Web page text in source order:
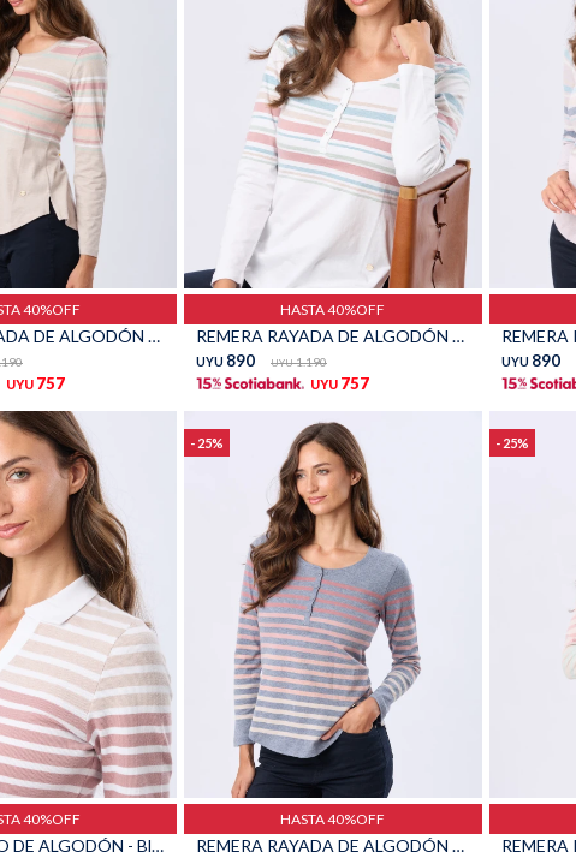
40%OFF
REMERA RAYADA DE ALGODÓN - Beige
UYU 757
HASTA 40%OFF
REMERA RAYADA DE ALGODÓN - Blanco
UYU 890 UYU 1.190
UYU 757
UYU 890
40%OFF
REMERA POLO DE ALGODÓN - Blanco
25
Talle
HASTA 40%OFF
REMERA RAYADA DE ALGODÓN - Azul
25